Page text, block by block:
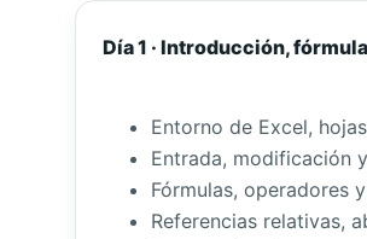
Día 1 · Introducción,
Entorno de Excel,
Entrada, modificación
Fórmulas, operadores
Referencias relativas,